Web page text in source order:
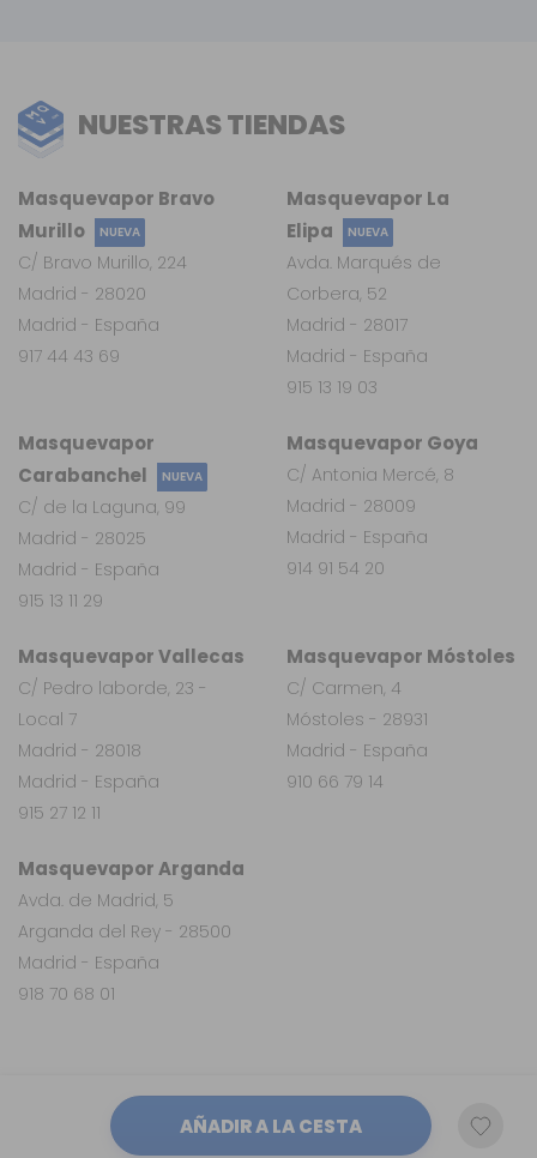
AÑADIR A LA CESTA
NUESTRAS TIENDAS
Masquevapor Arganda
Avda. de Madrid, 5
Arganda del Rey - 28500
Madrid - España
918 70 68 01
Masquevapor
Carabanchel
NUEVA
C/ de la Laguna, 99
Madrid - 28025
Madrid - España
915 13 11 29
Masquevapor Vallecas
C/ Pedro laborde, 23 -
Local 7
Madrid - 28018
Madrid - España
915 27 12 11
Masquevapor Móstoles
C/ Carmen, 4
Móstoles - 28931
Madrid - España
910 66 79 14
Masquevapor Goya
C/ Antonia Mercé, 8
Madrid - 28009
Madrid - España
914 91 54 20
Masquevapor La
Elipa
NUEVA
Avda. Marqués de
Corbera, 52
Madrid - 28017
Madrid - España
915 13 19 03
Masquevapor Bravo
Murillo
NUEVA
C/ Bravo Murillo, 224
Madrid - 28020
Madrid - España
917 44 43 69